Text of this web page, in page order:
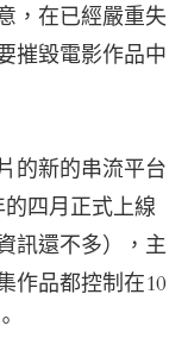
，在已經嚴重失
摧毀電影作品中
的新的串流平台
四月正式上線
訊還不多），主
作品都控制在10